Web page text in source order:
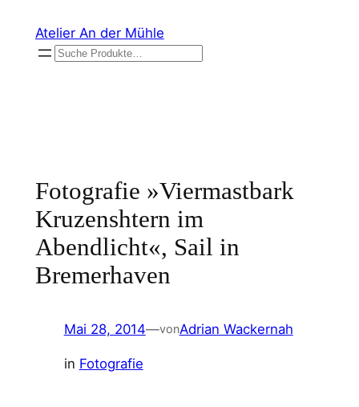
Inhalt
springen
Atelier An der Mühle
Suchen
Fotografie »Viermastbark
Kruzenshtern im
Abendlicht«, Sail in
Bremerhaven
Mai 28, 2014—vonAdrian Wackernah
in Fotografie